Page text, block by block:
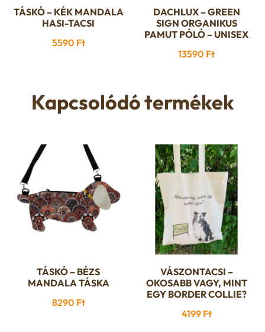
TÁSKÓ – KÉK MANDALA
HASI-TACSI
5590 Ft
Ennek
a
több
van.
A
termékoldalon
választhatók
DACHLUX – GREEN
SIGN ORGANIKUS
PAMUT PÓLÓ – UNISEX
13590 Ft
Kapcsolódó termékek
TÁSKÓ – BÉZS
MANDALA TÁSKA
8290 Ft
VÁSZONTACSI –
OKOSABB VAGY, MINT
EGY BORDER COLLIE?
4199 Ft